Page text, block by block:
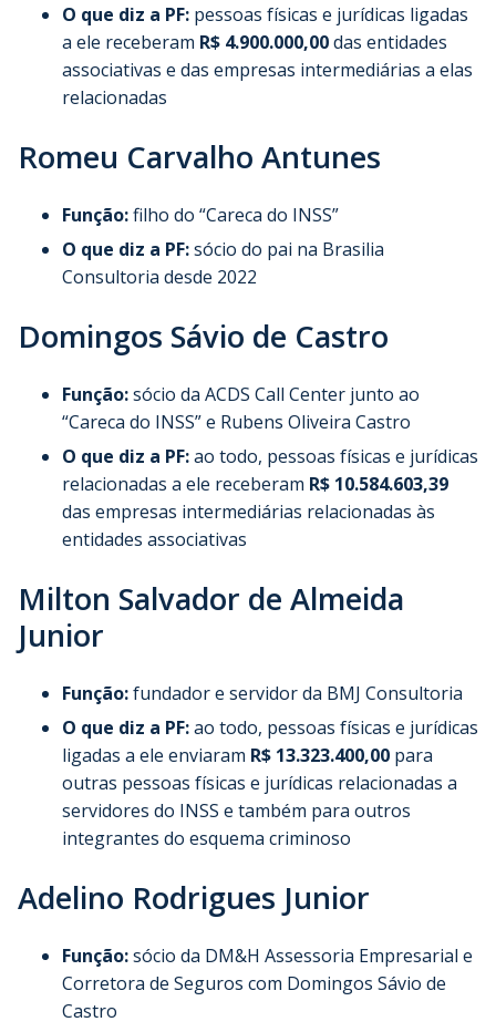
O que diz a PF: pessoas físicas e jurídicas ligadas
a ele receberam R$ 4.900.000,00das entidades
associativas e das empresas intermediárias a elas
relacionadas
Romeu Carvalho Antunes
Função:filho do “Careca do INSS”
O que diz a PF:sócio do pai na Brasilia
Consultoria desde 2022
Domingos Sávio de Castro
Função:sócio da ACDS Call Center junto ao
“Careca do INSS” e Rubens Oliveira Castro
O que diz a PF:ao todo, pessoas físicas e jurídicas
relacionadas a ele receberam R$ 10.584.603,39
das empresas intermediárias relacionadas às
entidades associativas
Milton Salvador de Almeida
Junior
Função:fundador e servidor da BMJ Consultoria
O que diz a PF:ao todo, pessoas físicas e jurídicas
ligadas a ele enviaram R$ 13.323.400,00 para
outras pessoas físicas e jurídicas relacionadas a
servidores do INSS e também para outros
integrantes do esquema criminoso
Adelino Rodrigues Junior
Função:sócio da DM&H Assessoria Empresarial e
Corretora de Seguros com Domingos Sávio de
Castro